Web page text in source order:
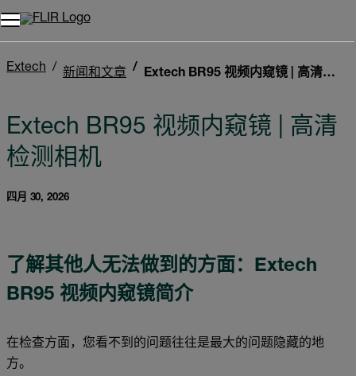
Extech 新闻和文章 Extech BR95 视频内窥镜 | 高清检测相机
Extech BR95 视频内窥镜 | 高清
检测相机
四月 30, 2026
了解其他人无法做到的方面：Extech
BR95 视频内窥镜简介
在检查方面，您看不到的问题往往是最大的问题隐藏的地
方。